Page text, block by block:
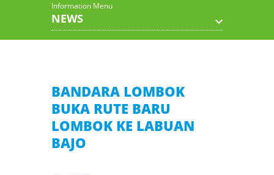
Information Menu
NEWS
BANDARA LOMBOK
BUKA RUTE BARU
LOMBOK KE LABUAN
BAJO